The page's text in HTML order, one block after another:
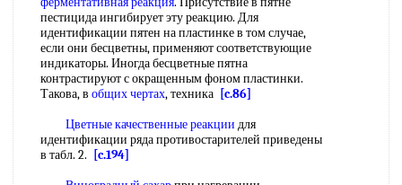
пестицида ингибирует эту реакцию. Для
идентификации пятен на пластинке в том случае,
если они бесцветны, применяют соответствующие
индикаторы. Иногда бесцветные пятна
контрастируют с окращенным фоном пластинки.
Такова, в общих чертах, техника [c.86]
Цветные качественные реакции для
идентификации ряда противостарителей приведены
в табл. 2.
[c.194]